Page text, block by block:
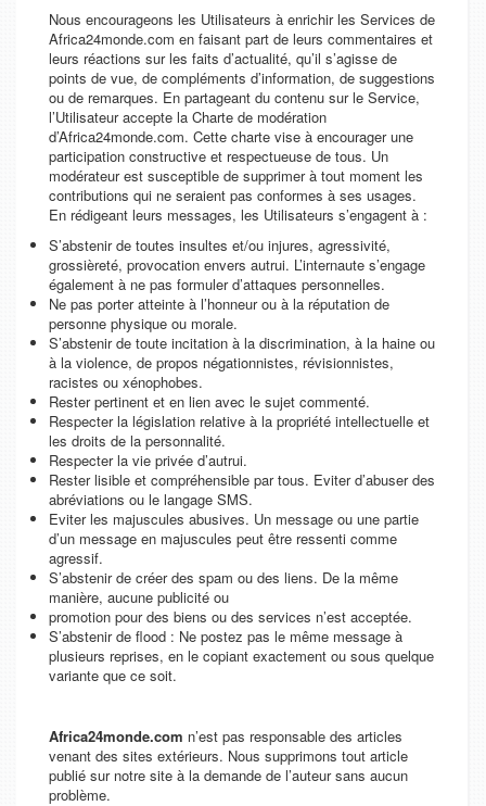
Nous encourageons les Utilisateurs à enrichir les Services de
Africa24monde.com en faisant part de leurs commentaires et
leurs réactions sur les faits d’actualité, qu’il s’agisse de
points de vue, de compléments d’information, de suggestions
ou de remarques. En partageant du contenu sur le Service,
l’Utilisateur accepte la Charte de modération
d’Africa24monde.com. Cette charte vise à encourager une
participation constructive et respectueuse de tous. Un
modérateur est susceptible de supprimer à tout moment les
contributions qui ne seraient pas conformes à ses usages.
En rédigeant leurs messages, les Utilisateurs s’engagent à :
S’abstenir de toutes insultes et/ou injures, agressivité,
grossièreté, provocation envers autrui. L’internaute s’engage
également à ne pas formuler d’attaques personnelles.
Ne pas porter atteinte à l’honneur ou à la réputation de
personne physique ou morale.
S’abstenir de toute incitation à la discrimination, à la haine ou
à la violence, de propos négationnistes, révisionnistes,
racistes ou xénophobes.
Rester pertinent et en lien avec le sujet commenté.
Respecter la législation relative à la propriété intellectuelle et
les droits de la personnalité.
Respecter la vie privée d’autrui.
Rester lisible et compréhensible par tous. Eviter d’abuser des
abréviations ou le langage SMS.
Eviter les majuscules abusives. Un message ou une partie
d’un message en majuscules peut être ressenti comme
agressif.
S’abstenir de créer des spam ou des liens. De la même
manière, aucune publicité ou
promotion pour des biens ou des services n’est acceptée.
S’abstenir de flood : Ne postez pas le même message à
plusieurs reprises, en le copiant exactement ou sous quelque
variante que ce soit.
Africa24monde.com n’est pas responsable des articles
venant des sites extérieurs. Nous supprimons tout article
publié sur notre site à la demande de l’auteur sans aucun
problème.